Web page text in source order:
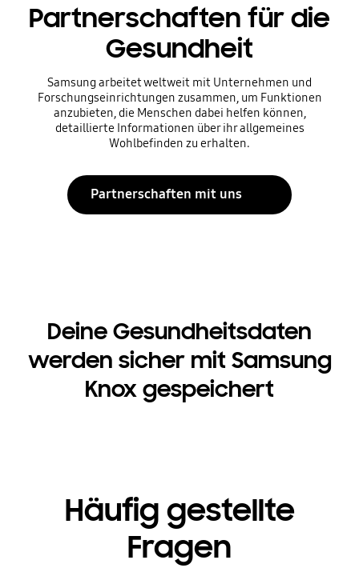
Partnerschaften für die
Gesundheit
Samsung arbeitet weltweit mit Unternehmen und
Forschungseinrichtungen zusammen, um Funktionen
anzubieten, die Menschen dabei helfen können,
detaillierte Informationen über ihr allgemeines
Wohlbefinden zu erhalten.
Partnerschaften mit uns
Deine Gesundheitsdaten
werden sicher mit Samsung
Knox gespeichert
Häufig gestellte
Fragen